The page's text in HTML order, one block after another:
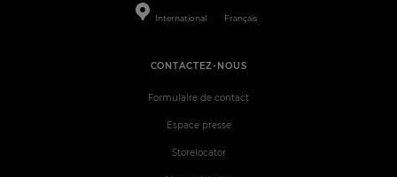
International Français
CONTACTEZ-NOUS
Formulaire de contact
Espace presse
Storelocator